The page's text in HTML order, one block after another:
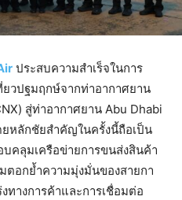
ประสบความสำเร็จในการ
วปฐมฤกษ์จากท่าอากาศยาน
สู่ท่าอากาศยาน Abu Dhabi
ยหลักชัยสำคัญในครั้งนี้ถือเป็น
คลุมเครือข่ายการขนส่งสินค้า
ตอกย้ำความมุ่งมั่นของสายกา
ทางการค้าและการเชื่อมต่อ